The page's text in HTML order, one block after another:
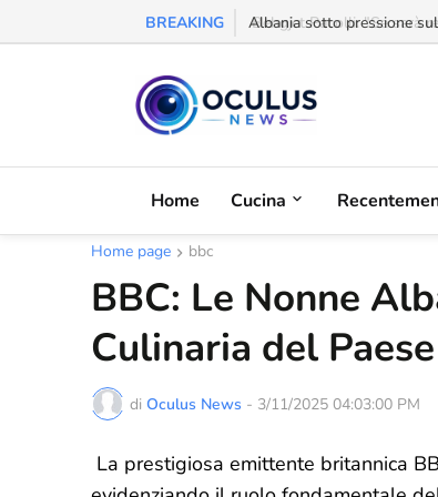
BREAKING Behgjet Pacolli: "Se sarà
Home Cucina
Home page bbc
BBC: Le Nonne
Culinaria del Paese
di Oculus News - 3/11/2025 04:03:00 PM
La prestigiosa emittente britannica